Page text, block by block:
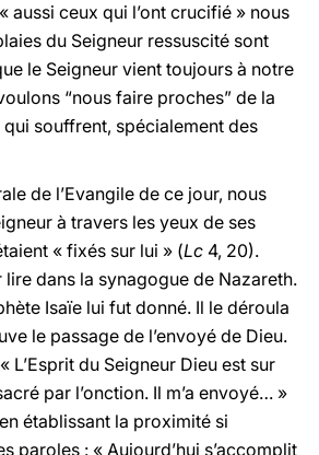
aussi ceux qui l’ont crucifié » nous
du Seigneur ressuscité sont
le Seigneur vient toujours à notre
“nous faire proches” de la
souffrent, spécialement des
de l’Evangile de ce jour, nous
à travers les yeux de ses
« fixés sur lui » (Lc 4, 20).
lire dans la synagogue de Nazareth.
Isaïe lui fut donné. Il le déroula
le passage de l’envoyé de Dieu.
L’Esprit du Seigneur Dieu est sur
par l’onction. Il m’a envoyé… »
établissant la proximité si
paroles : « Aujourd’hui s’accomplit